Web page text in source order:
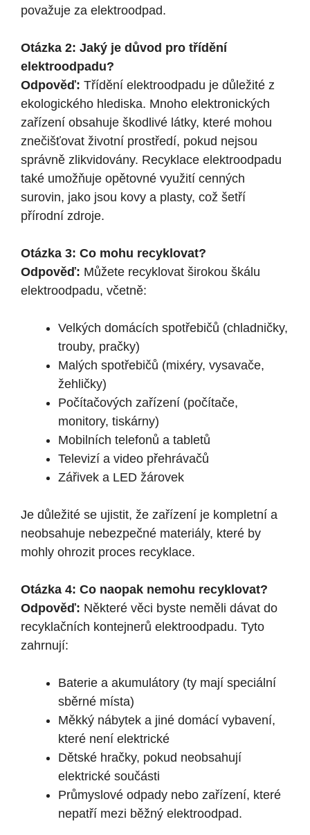
považuje za elektroodpad.
Otázka 2: Jaký je důvod pro třídění
elektroodpadu?
Odpověď: Třídění elektroodpadu je důležité z
ekologického hlediska. Mnoho elektronických
zařízení obsahuje škodlivé látky, které mohou
znečišťovat životní prostředí, pokud nejsou
správně zlikvidovány. Recyklace elektroodpadu
také umožňuje opětovné využití cenných
surovin, jako jsou kovy a plasty, což šetří
přírodní zdroje.
Otázka 3: Co mohu recyklovat?
Odpověď: Můžete recyklovat širokou škálu
elektroodpadu, včetně:
Velkých domácích spotřebičů (chladničky,
trouby, pračky)
Malých spotřebičů (mixéry, vysavače,
žehličky)
Počítačových zařízení (počítače,
monitory, tiskárny)
Mobilních telefonů a tabletů
Televizí a video přehrávačů
Zářivek a LED žárovek
Je důležité se ujistit, že zařízení je kompletní a
neobsahuje nebezpečné materiály, které by
mohly ohrozit proces recyklace.
Otázka 4: Co naopak nemohu recyklovat?
Odpověď: Některé věci byste neměli dávat do
recyklačních kontejnerů elektroodpadu. Tyto
zahrnují:
Baterie a akumulátory (ty mají speciální
sběrné místa)
Měkký nábytek a jiné domácí vybavení,
které není elektrické
Dětské hračky, pokud neobsahují
elektrické součásti
Průmyslové odpady nebo zařízení, které
nepatří mezi běžný elektroodpad.